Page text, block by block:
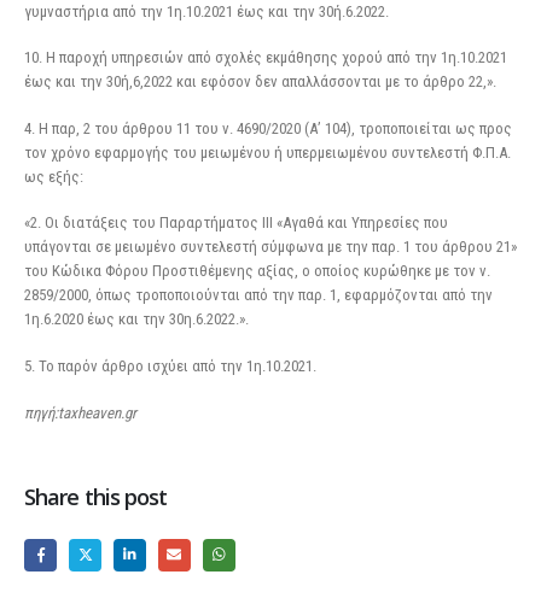
γυμναστήρια από την 1η.10.2021 έως και την 30ή.6.2022.
10. Η παροχή υπηρεσιών από σχολές εκμάθησης χορού από την 1η.10.2021
έως και την 30ή,6,2022 και εφόσον δεν απαλλάσσονται με το άρθρο 22,».
4. Η παρ, 2 του άρθρου 11 του ν. 4690/2020 (Α’ 104), τροποποιείται ως προς
τον χρόνο εφαρμογής του μειωμένου ή υπερμειωμένου συντελεστή Φ.Π.Α.
ως εξής:
«2. Οι διατάξεις του Παραρτήματος III «Αγαθά και Υπηρεσίες που
υπάγονται σε μειωμένο συντελεστή σύμφωνα με την παρ. 1 του άρθρου 21»
του Κώδικα Φόρου Προστιθέμενης αξίας, ο οποίος κυρώθηκε με τον ν.
2859/2000, όπως τροποποιούνται από την παρ. 1, εφαρμόζονται από την
1η.6.2020 έως και την 30η.6.2022.».
5. Το παρόν άρθρο ισχύει από την 1η.10.2021.
πηγή:taxheaven.gr
Share this post